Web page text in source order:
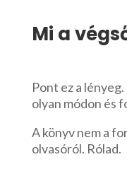
Mi a
Pont ez a
olyan módon és
A könyv nem a
olvasóról. Rólad.